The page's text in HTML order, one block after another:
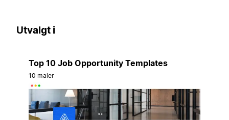
Utvalgt i
Top 10 Job Opportunity Templates
10 maler